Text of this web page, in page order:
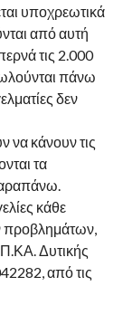
υποχρεωτικά
από αυτή
τις 2.000
πάνω
δεν
να κάνουν τις
τα
κάθε
προβλημάτων,
Δυτικής
από τις